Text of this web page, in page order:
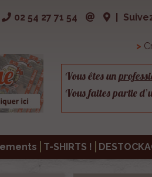
02 54 27 71 54
>
Vous êtes un
Vous faites partie
T-SHIRTS !